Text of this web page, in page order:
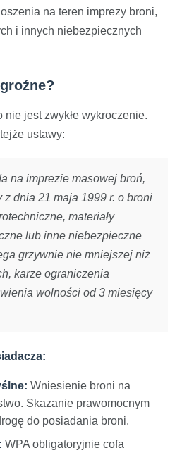
na teren imprezy broni,
i innych niebezpiecznych
nie jest zwykłe wykroczenie.
tejże ustawy:
na imprezie masowej broń,
dnia 21 maja 1999 r. o broni
materiały
lub inne niebezpieczne
grzywnie nie mniejszej niż
karze ograniczenia
wolności od 3 miesięcy
Wniesienie broni na
Skazanie prawomocnym
do posiadania broni.
WPA obligatoryjnie cofa